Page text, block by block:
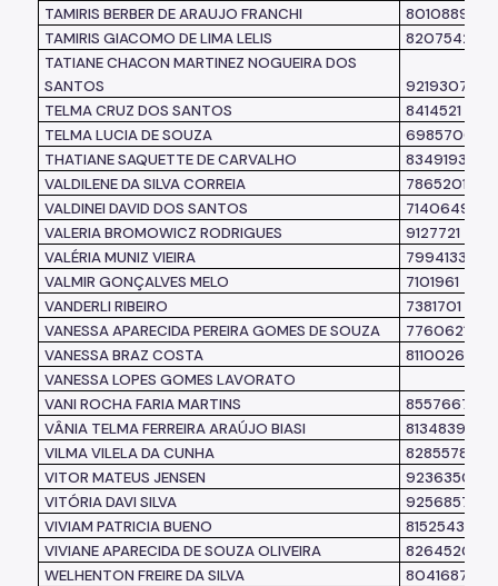
TAMIRIS BERBER DE ARAUJO FRANCHI
8010889
TAMIRIS GIACOMO DE LIMA LELIS
8207542
TATIANE CHACON MARTINEZ NOGUEIRA DOS
SANTOS
9219307
TELMA CRUZ DOS SANTOS
8414521
TELMA LUCIA DE SOUZA
6985700
THATIANE SAQUETTE DE CARVALHO
8349193
VALDILENE DA SILVA CORREIA
7865201
VALDINEI DAVID DOS SANTOS
7140649
VALERIA BROMOWICZ RODRIGUES
9127721
VALÉRIA MUNIZ VIEIRA
7994133
VALMIR GONÇALVES MELO
7101961
VANDERLI RIBEIRO
7381701
VANESSA APARECIDA PEREIRA GOMES DE SOUZA
7760621
VANESSA BRAZ COSTA
8110026
VANESSA LOPES GOMES LAVORATO
VANI ROCHA FARIA MARTINS
8557667
VÂNIA TELMA FERREIRA ARAÚJO BIASI
8134839
VILMA VILELA DA CUNHA
8285578
VITOR MATEUS JENSEN
9236350
VITÓRIA DAVI SILVA
9256857
VIVIAM PATRICIA BUENO
8152543
VIVIANE APARECIDA DE SOUZA OLIVEIRA
8264520
WELHENTON FREIRE DA SILVA
8041687